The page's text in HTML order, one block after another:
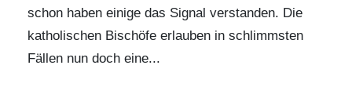
schon haben einige das Signal verstanden. Die
katholischen Bischöfe erlauben in schlimmsten
Fällen nun doch eine...